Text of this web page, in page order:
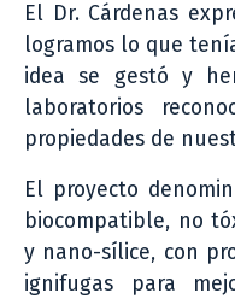
El Dr. Cárdenas
logramos lo que
idea se gestó y
laboratorios
propiedades de
El proyecto
biocompatible, no
y nano-sílice, con
ignifugas para